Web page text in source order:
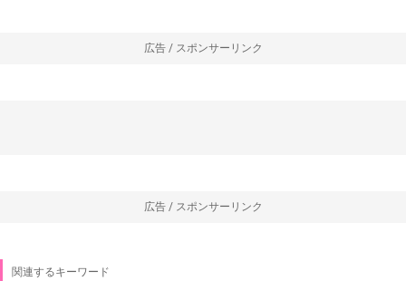
広告 / スポンサーリンク
広告 / スポンサーリンク
関連するキーワード